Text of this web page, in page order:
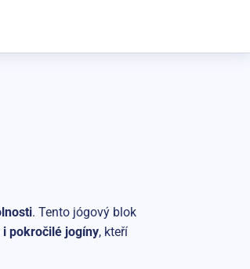
. Tento jógový blok
pokročilé jogíny, kteří